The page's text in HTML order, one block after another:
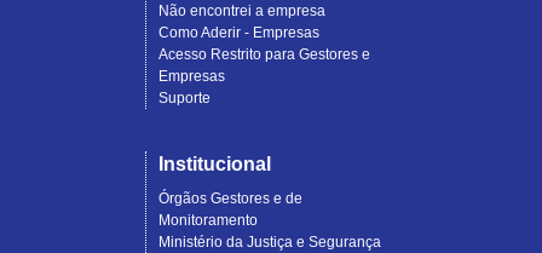
Não encontrei a empresa
Como Aderir - Empresas
Acesso Restrito para Gestores e
Empresas
Suporte
Institucional
Órgãos Gestores e de
Monitoramento
Ministério da Justiça e Segurança